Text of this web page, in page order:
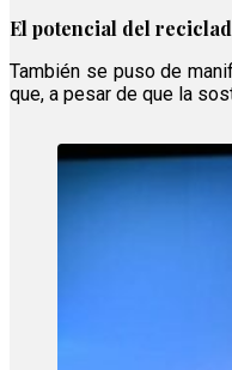
El potencial del
También se puso de
que, a pesar de que la